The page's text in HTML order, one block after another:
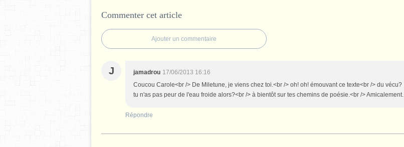
Commenter cet article
Ajouter un commentaire
J jamadrou 17/06/2013 16:16
Coucou Carole<br /> De Miletune, je viens chez toi.<br /> oh! oh! émouvant ce texte<br /> du vécu?
tu n'as pas peur de l'eau froide alors?<br /> à bientôt sur tes chemins de poésie.<br /> Amicalement.
Répondre